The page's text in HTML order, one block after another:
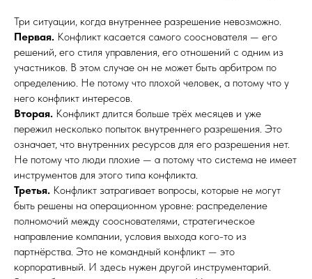
Три ситуации, когда внутреннее разрешение невозможно.
Первая. Конфликт касается самого сооснователя — его
решений, его стиля управления, его отношений с одним из
участников. В этом случае он не может быть арбитром по
определению. Не потому что плохой человек, а потому что у
него конфликт интересов.
Вторая. Конфликт длится больше трёх месяцев и уже
пережил несколько попыток внутреннего разрешения. Это
означает, что внутренних ресурсов для его разрешения нет.
Не потому что люди плохие — а потому что система не имеет
инструментов для этого типа конфликта.
Третья. Конфликт затрагивает вопросы, которые не могут
быть решены на операционном уровне: распределение
полномочий между сооснователями, стратегическое
направление компании, условия выхода кого-то из
партнёрства. Это не командный конфликт — это
корпоративный. И здесь нужен другой инструментарий.